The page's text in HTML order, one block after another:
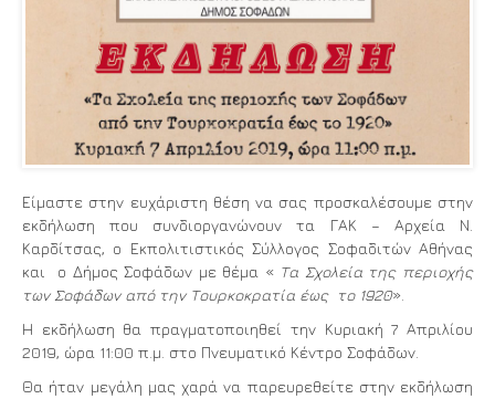
Είμαστε στην ευχάριστη θέση να σας προσκαλέσουμε στην
εκδήλωση που συνδιοργανώνουν τα ΓΑΚ – Αρχεία Ν.
Καρδίτσας, ο Εκπολιτιστικός Σύλλογος Σοφαδιτών Αθήνας
και ο Δήμος Σοφάδων με θέμα « Τα Σχολεία της περιοχής
των Σοφάδων από την Τουρκοκρατία έως το 1920».
Η εκδήλωση θα πραγματοποιηθεί την Κυριακή 7 Απριλίου
2019, ώρα 11:00 π.μ. στο Πνευματικό Κέντρο Σοφάδων.
Θα ήταν μεγάλη μας χαρά να παρευρεθείτε στην εκδήλωση